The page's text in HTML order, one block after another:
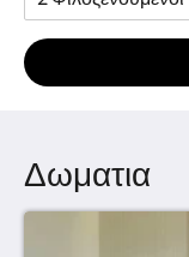
Δωματια